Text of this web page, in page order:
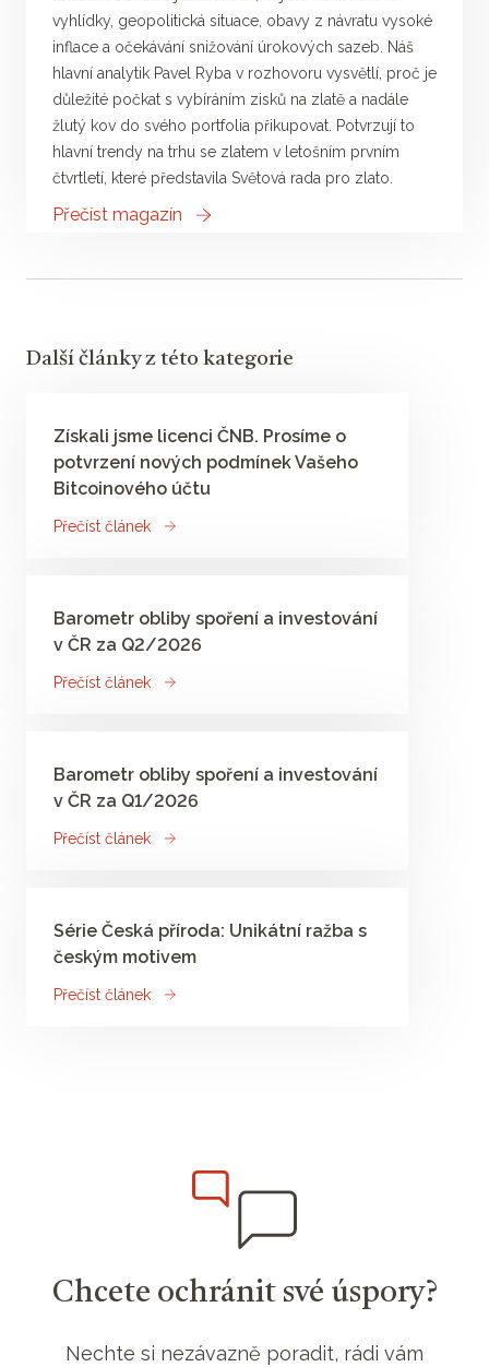
vyhlídky, geopolitická situace, obavy z návratu vysoké
inflace a očekávání snižování úrokových sazeb. Náš
hlavní analytik Pavel Ryba v rozhovoru vysvětlí, proč je
důležité počkat s vybíráním zisků na zlatě a nadále
žlutý kov do svého portfolia přikupovat. Potvrzují to
hlavní trendy na trhu se zlatem v letošním prvním
čtvrtletí, které představila Světová rada pro zlato.
Přečíst magazín
Další články z této kategorie
Získali jsme licenci ČNB. Prosíme o
potvrzení nových podmínek Vašeho
Bitcoinového účtu
Přečíst článek
Barometr obliby spoření a investování
v ČR za Q2/2026
Přečíst článek
Barometr obliby spoření a investování
v ČR za Q1/2026
Přečíst článek
Série Česká příroda: Unikátní ražba s
českým motivem
Přečíst článek
Chcete ochránit své úspory?
Nechte si nezávazně poradit, rádi vám